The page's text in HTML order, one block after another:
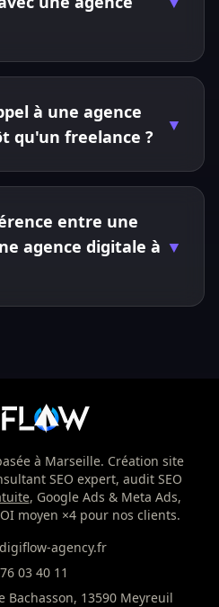
à une agence
qu'un freelance ?
▼
entre une
agence digitale à ▼
à Marseille. Création site
SEO expert, audit SEO
, Google Ads & Meta Ads,
moyen ×4 pour nos clients.
agency.fr
03 40 11
Bachasson, 13590 Meyreuil